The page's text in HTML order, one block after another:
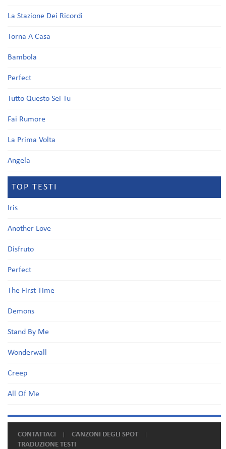
La Stazione Dei Ricordi
Torna A Casa
Bambola
Perfect
Tutto Questo Sei Tu
Fai Rumore
La Prima Volta
Angela
TOP TESTI
Iris
Another Love
Disfruto
Perfect
The First Time
Demons
Stand By Me
Wonderwall
Creep
All Of Me
CONTATTACI
CANZONI DEGLI SPOT
TRADUZIONE TESTI